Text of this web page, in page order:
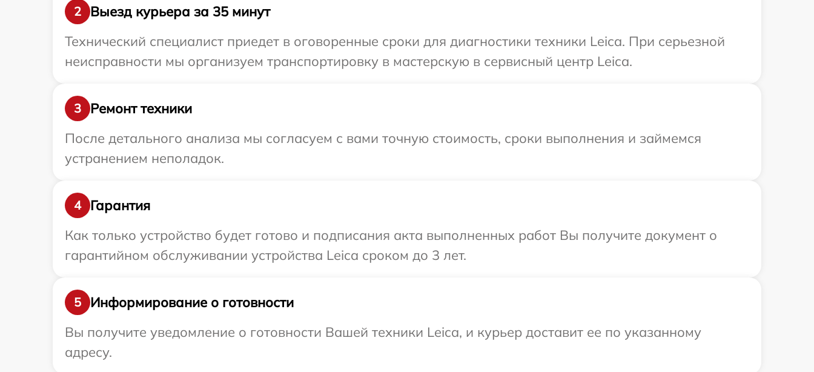
2
Выезд курьера за 35 минут
Технический специалист приедет в оговоренные сроки для диагностики техники Leica. При серьезной
неисправности мы организуем транспортировку в мастерскую в сервисный центр Leica.
3
Ремонт техники
После детального анализа мы согласуем с вами точную стоимость, сроки выполнения и займемся
устранением неполадок.
4
Гарантия
Как только устройство будет готово и подписания акта выполненных работ Вы получите документ о
гарантийном обслуживании устройства Leica сроком до 3 лет.
5
Информирование о готовности
Вы получите уведомление о готовности Вашей техники Leica, и курьер доставит ее по указанному
адресу.